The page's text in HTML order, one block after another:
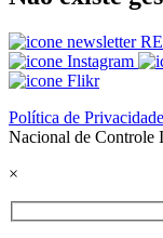
Política de Privacidade
Nacional de Controle
×